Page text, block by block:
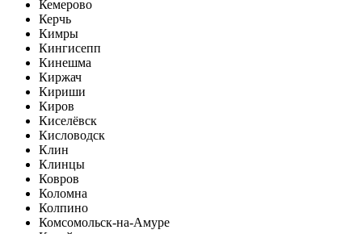
Кемерово
Керчь
Кимры
Кингисепп
Кинешма
Киржач
Кириши
Киров
Киселёвск
Кисловодск
Клин
Клинцы
Ковров
Коломна
Колпино
Комсомольск-на-Амуре